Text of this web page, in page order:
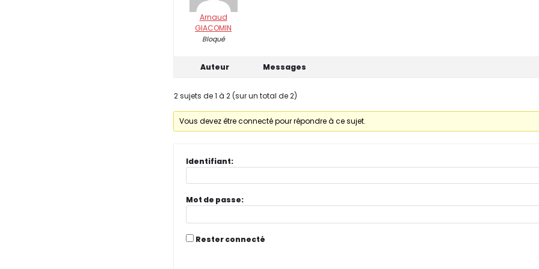
Arnaud
GIACOMIN
Bloqué
Auteur Messages
2 sujets de 1 à 2 (sur un total de 2)
Vous devez être connecté pour répondre à ce sujet.
Identifiant:
Mot de passe:
Rester connecté